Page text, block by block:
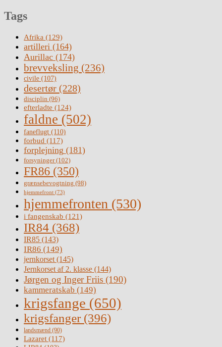
Tags
Afrika (129)
artilleri (164)
Aurillac (174)
brevveksling (236)
civile (107)
desertør (228)
disciplin (96)
efterladte (124)
faldne (502)
faneflugt (110)
forbud (117)
forplejning (181)
forsyninger(102)
FR86 (350)
grænsebevogtning (98)
hjemmefront (73)
hjemmefronten (530)
i fangenskab (121)
IR84 (368)
IR85 (143)
IR86 (149)
jernkorset(145)
Jernkorset af 2. klasse (144)
Jørgen og Inger Friis (190)
kammeratskab (149)
krigsfange (650)
krigsfanger (396)
landsmænd (90)
Lazaret (117)